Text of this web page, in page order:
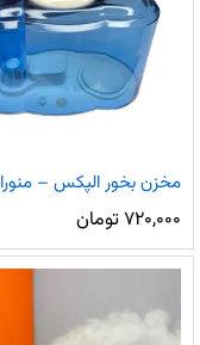
مخزن بخور الپکس – منورا
۷۲۰,۰۰۰تومان